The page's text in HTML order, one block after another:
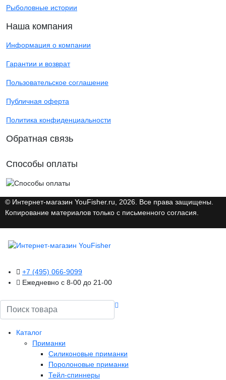
Рыболовные истории
Наша компания
Информация о компании
Гарантии и возврат
Пользовательское соглашение
Публичная оферта
Политика конфиденциальности
Обратная связь
Способы оплаты
© Интернет-магазин YouFisher.ru, 2026. Все права защищены.
Копирование материалов только с письменного согласия.
+7 (495) 066-9099
Ежедневно с 8-00 до 21-00
Поиск
Каталог
Приманки
Силиконовые приманки
Поролоновые приманки
Тейл-спиннеры